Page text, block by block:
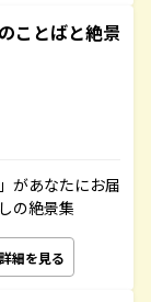
ことばと絶景
があなたにお届
の絶景集
詳細を見る